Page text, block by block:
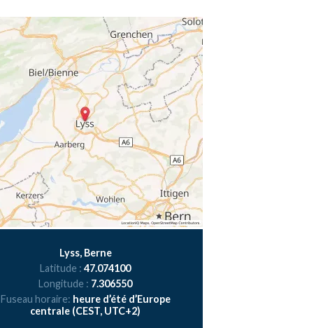
Lyss, Berne
Latitude : 47.074100
Longitude : 7.306550
Fuseau horaire: heure d’été d’Europe
centrale (CEST, UTC+2)